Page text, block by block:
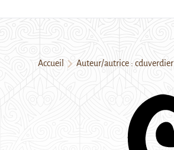
Accueil Auteur/autrice : cduverdier